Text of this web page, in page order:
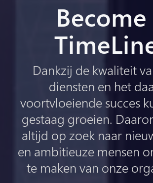
Become
Dankzij de kwaliteit
diensten en het
voortvloeiende succes
gestaag groeien.
altijd op zoek naar
en ambitieuze mensen
te maken van onze